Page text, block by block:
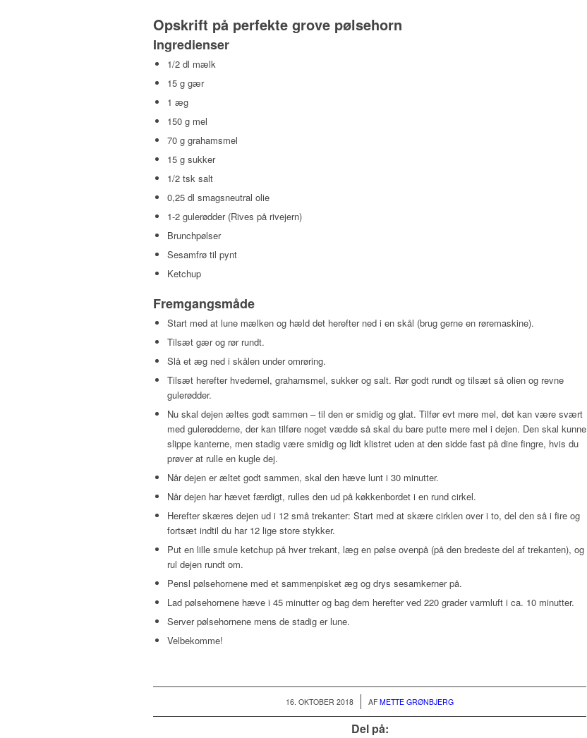
Opskrift på perfekte grove pølsehorn
Ingredienser
1/2 dl mælk
15 g gær
1 æg
150 g mel
70 g grahamsmel
15 g sukker
1/2 tsk salt
0,25 dl smagsneutral olie
1-2 gulerødder (Rives på rivejern)
Brunchpølser
Sesamfrø til pynt
Ketchup
Fremgangsmåde
Start med at lune mælken og hæld det herefter ned i en skål (brug gerne en røremaskine).
Tilsæt gær og rør rundt.
Slå et æg ned i skålen under omrøring.
Tilsæt herefter hvedemel, grahamsmel, sukker og salt. Rør godt rundt og tilsæt så olien og revne
gulerødder.
Nu skal dejen æltes godt sammen – til den er smidig og glat. Tilfør evt mere mel, det kan være svært
med gulerødderne, der kan tilføre noget vædde så skal du bare putte mere mel i dejen. Den skal kunne
slippe kanterne, men stadig være smidig og lidt klistret uden at den sidde fast på dine fingre, hvis du
prøver at rulle en kugle dej.
Når dejen er æltet godt sammen, skal den hæve lunt i 30 minutter.
Når dejen har hævet færdigt, rulles den ud på køkkenbordet i en rund cirkel.
Herefter skæres dejen ud i 12 små trekanter: Start med at skære cirklen over i to, del den så i fire og
fortsæt indtil du har 12 lige store stykker.
Put en lille smule ketchup på hver trekant, læg en pølse ovenpå (på den bredeste del af trekanten), og
rul dejen rundt om.
Pensl pølsehornene med et sammenpisket æg og drys sesamkerner på.
Lad pølsehornene hæve i 45 minutter og bag dem herefter ved 220 grader varmluft i ca. 10 minutter.
Server pølsehornene mens de stadig er lune.
Velbekomme!
16. OKTOBER 2018
/ AFMETTE GRØNBJERG
Del på: